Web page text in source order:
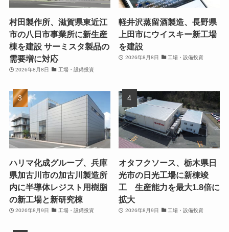
村田製作所、滋賀県東近江
市の八日市事業所に新生産
棟を建設 サーミスタ製品の
需要増に対応
2026年8月8日 工場・設備投資
軽井沢蒸留酒製造、長野県
上田市にウイスキー新工場
を建設
2026年8月8日 工場・設備投資
ハリマ化成グループ、兵庫
県加古川市の加古川製造所
内に半導体レジスト用樹脂
の新工場と新研究棟
2026年8月9日 工場・設備投資
オタフクソース、栃木県日
光市の日光工場に新棟竣
工 生産能力を最大1.8倍に
拡大
2026年8月9日 工場・設備投資